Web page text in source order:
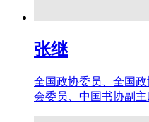
张继
全国政协委员、全国
会委员、中国书协副主